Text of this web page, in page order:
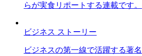
らが実食リポートする連載です。
ビジネス ストーリー
ビジネスの第一線で活躍する著